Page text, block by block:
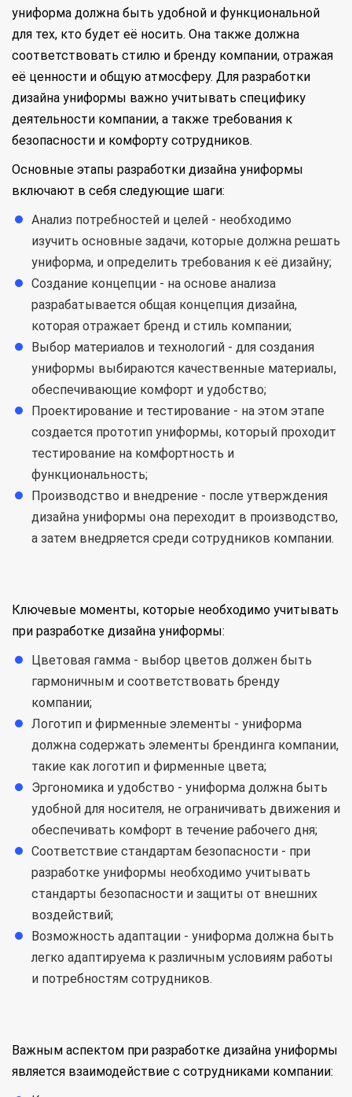
униформа должна быть удобной и функциональной
для тех, кто будет её носить. Она также должна
соответствовать стилю и бренду компании, отражая
её ценности и общую атмосферу. Для разработки
дизайна униформы важно учитывать специфику
деятельности компании, а также требования к
безопасности и комфорту сотрудников.
Основные этапы разработки дизайна униформы
включают в себя следующие шаги:
Анализ потребностей и целей - необходимо
изучить основные задачи, которые должна решать
униформа, и определить требования к её дизайну;
Создание концепции - на основе анализа
разрабатывается общая концепция дизайна,
которая отражает бренд и стиль компании;
Выбор материалов и технологий - для создания
униформы выбираются качественные материалы,
обеспечивающие комфорт и удобство;
Проектирование и тестирование - на этом этапе
создается прототип униформы, который проходит
тестирование на комфортность и
функциональность;
Производство и внедрение - после утверждения
дизайна униформы она переходит в производство,
а затем внедряется среди сотрудников компании.
Ключевые моменты, которые необходимо учитывать
при разработке дизайна униформы:
Цветовая гамма - выбор цветов должен быть
гармоничным и соответствовать бренду
компании;
Логотип и фирменные элементы - униформа
должна содержать элементы брендинга компании,
такие как логотип и фирменные цвета;
Эргономика и удобство - униформа должна быть
удобной для носителя, не ограничивать движения и
обеспечивать комфорт в течение рабочего дня;
Соответствие стандартам безопасности - при
разработке униформы необходимо учитывать
стандарты безопасности и защиты от внешних
воздействий;
Возможность адаптации - униформа должна быть
легко адаптируема к различным условиям работы
и потребностям сотрудников.
Важным аспектом при разработке дизайна униформы
является взаимодействие с сотрудниками компании: